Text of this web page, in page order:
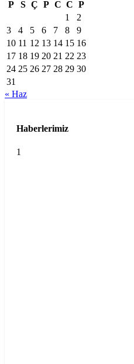
P S Ç P C C P
1
2
3
4 5 6 7 8
9
10 11 12 13 14 15 16
17 18 19 20 21 22 23
24 25 26 27 28 29 30
31
« Haz
Haberlerimiz
1